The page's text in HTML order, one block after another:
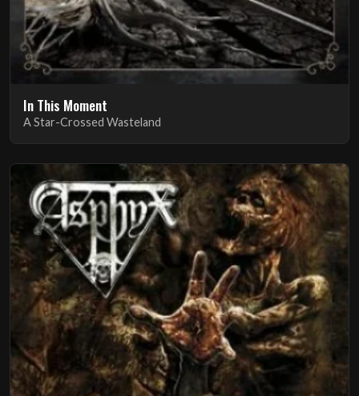
In This Moment
A Star-Crossed Wasteland